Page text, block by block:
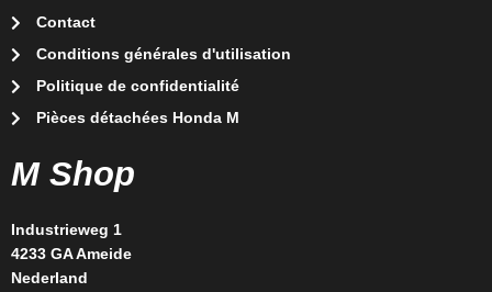
Contact
Conditions générales d'utilisation
Politique de confidentialité
Pièces détachées Honda M
M Shop
Industrieweg 1
4233 GA Ameide
Nederland